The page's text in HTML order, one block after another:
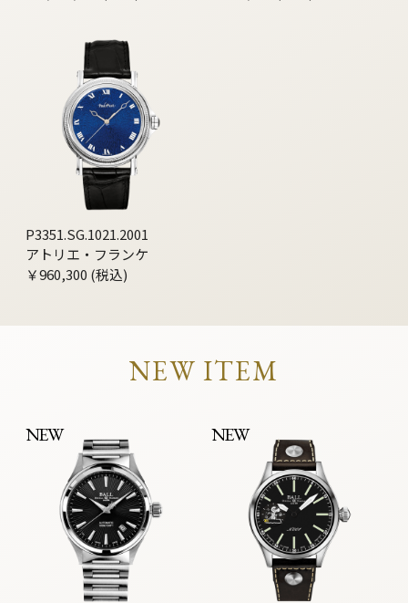
P3351.SG.1021.2001
アトリエ・フランケ
￥960,300 (税込)
NEW ITEM
NEW NEW